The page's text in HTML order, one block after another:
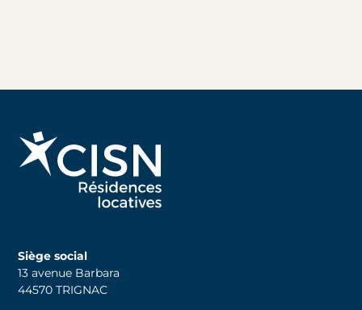
Siège social
13 avenue Barbara
44570 TRIGNAC